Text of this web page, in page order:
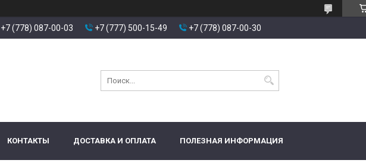
+7 (778) 087-00-03 +7 (777) 500-15-49 +7 (778) 087-00-30
КОНТАКТЫ ДОСТАВКА И ОПЛАТА ПОЛЕЗНАЯ ИНФОРМАЦИЯ